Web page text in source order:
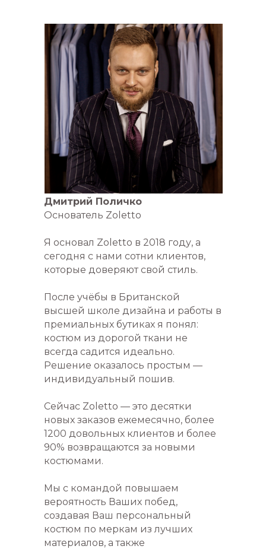
Дмитрий Поличко
Основатель Zoletto
Я основал Zoletto в 2018 году, а
сегодня с нами сотни клиентов,
которые доверяют свой стиль.
После учёбы в Британской
высшей школе дизайна и работы в
премиальных бутиках я понял:
костюм из дорогой ткани не
всегда садится идеально.
Решение оказалось простым —
индивидуальный пошив.
Сейчас Zoletto — это десятки
новых заказов ежемесячно, более
1200 довольных клиентов и более
90% возвращаются за новыми
костюмами.
Мы с командой повышаем
вероятность Ваших побед,
создавая Ваш персональный
костюм по меркам из лучших
материалов, а также